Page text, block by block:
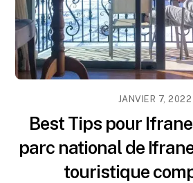
JANVIER 7, 2022
Best Tips pour
parc national de
touristique